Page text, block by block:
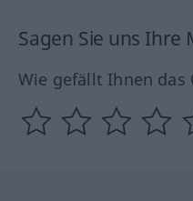
Sagen Sie uns Ihre
Wie gefällt Ihnen das